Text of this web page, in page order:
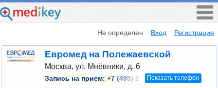
Не определен Вход Регистрация
Евромед на Полежаевской
Москва, ул. Мнёвники, д. 6
Запись на прием: +7 (495) 2 Показать телефон